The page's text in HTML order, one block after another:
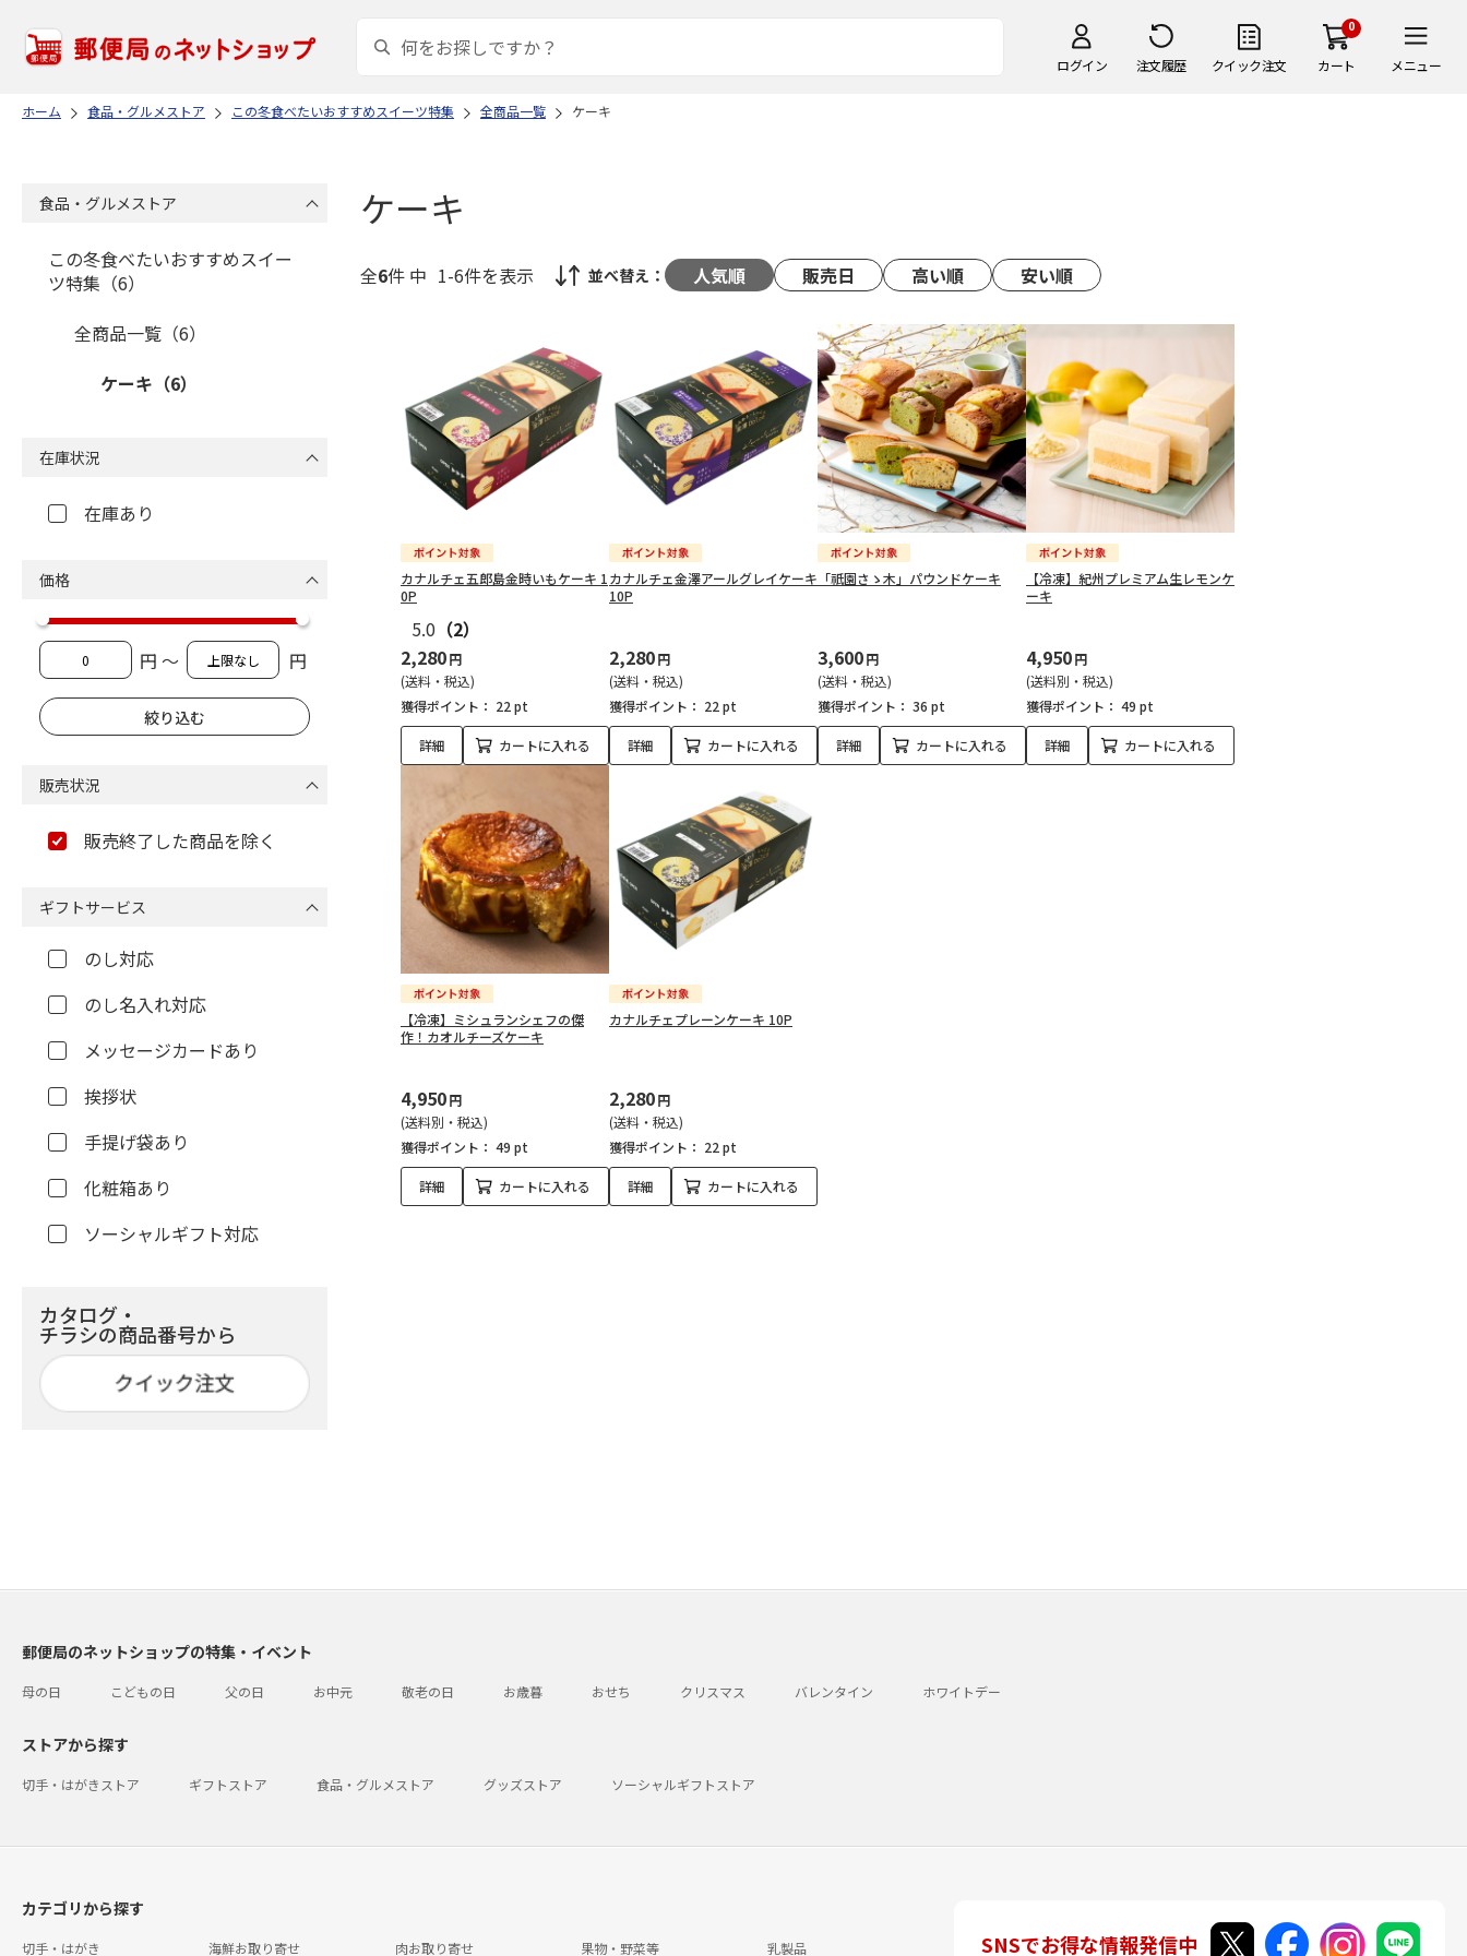
ログイン 注文履歴 クイック注文
0
カート メニュー
ホーム 食品・グルメストア この冬食べたいおすすめスイーツ特集 全商品一覧 ケーキ
ケーキ
全6件 中 1-6件を表示 並べ替え： 人気順 販売日 高い順 安い順
カナルチェ五郎島金時いもケーキ 1
0P
5.0 （2）
2,280円
(送料・税込)
獲得ポイント： 22 pt
詳細 カートに入れる
カナルチェ金澤アールグレイケーキ
10P
2,280円
(送料・税込)
獲得ポイント： 22 pt
詳細 カートに入れる
「祇園さゝ木」パウンドケーキ
3,600円
(送料・税込)
獲得ポイント： 36 pt
詳細 カートに入れる
【冷凍】紀州プレミアム生レモンケ
ーキ
4,950円
(送料別・税込)
獲得ポイント： 49 pt
詳細 カートに入れる
【冷凍】ミシュランシェフの傑
作！カオルチーズケーキ
4,950円
(送料別・税込)
獲得ポイント： 49 pt
詳細 カートに入れる
カナルチェプレーンケーキ 10P
2,280円
(送料・税込)
獲得ポイント： 22 pt
詳細 カートに入れる
食品・グルメストア
この冬食べたいおすすめスイー
ツ特集（6）
全商品一覧（6）
ケーキ（6）
在庫状況
在庫あり
価格
円 ～ 円
販売状況
販売終了した商品を除く
ギフトサービス
のし対応
のし名入れ対応
メッセージカードあり
挨拶状
手提げ袋あり
化粧箱あり
ソーシャルギフト対応
カタログ・
チラシの商品番号から
郵便局のネットショップの特集・イベント
母の日 こどもの日 父の日 お中元 敬老の日 お歳暮 おせち クリスマス バレンタイン ホワイトデー
ストアから探す
切手・はがきストア ギフトストア 食品・グルメストア グッズストア ソーシャルギフトストア
カテゴリから探す
切手・はがき 海鮮お取り寄せ 肉お取り寄せ 果物・野菜等 乳製品 SNSでお得な情報発信中